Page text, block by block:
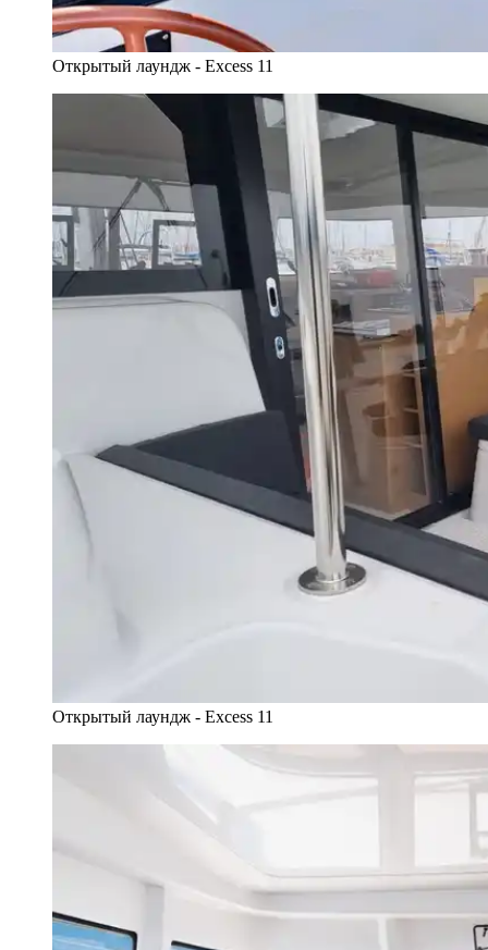
Открытый лаундж - Excess 11
Открытый лаундж - Excess 11